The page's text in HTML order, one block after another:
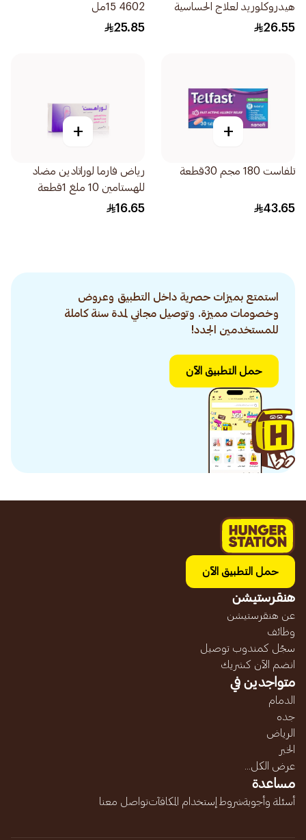
هيدروكلوريد لعلاج الحساسية
120ملغ 15قرص
26.55
4602 15مل
25.85
+
تلفاست 180 مجم 30قطعة
43.65
+
رياض فارما لوراتادين مضاد
للهستامين 10 ملغ 1قطعة
16.65
استمتع بميزات حصرية داخل التطبيق وعروض
وخصومات مميزة. وتوصيل مجاني لمدة سنة كاملة
للمستخدمين الجدد!
حمل التطبيق الآن
حمل التطبيق الآن
هنقرستيشن
عن هنقرستيشن
وظائف
سجّل كمندوب توصيل
انضم الآن كشريك
متواجدين في
الدمام
جده
الرياض
الخبر
عرض الكل...
مساعدة
أسئلة وأجوبةشروط إستخدام المكافآتتواصل معنا